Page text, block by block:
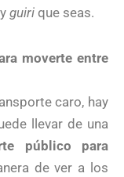
guiri que seas.
moverte entre
caro, hay
llevar de una
público para
de ver a los